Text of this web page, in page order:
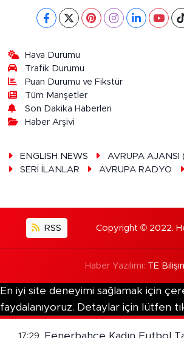
Hava Durumu
Trafik Durumu
Puan Durumu ve Fikstür
Tüm Manşetler
Son Dakika Haberleri
Haber Arşivi
ENGLISH NEWS
AVRUPA AJANSI
SERİ İLANLAR
AVRUPA RADYO
RSS Copyright © 2022.
Haber Yazılımı: TE
En iyi site deneyimi sağlamak için
faydalanıyoruz. Detaylar için lütfen
17:29 Fenerbahçe Kadın Futbol